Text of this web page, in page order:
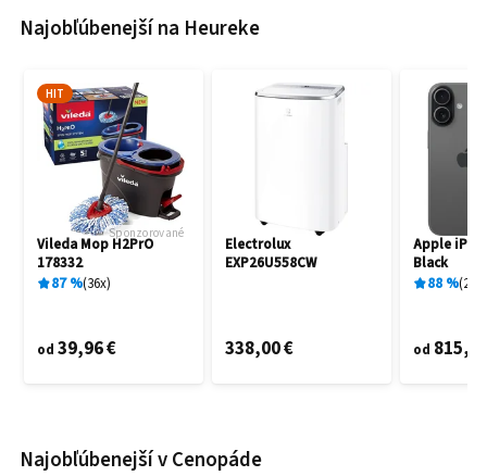
Najobľúbenejší na Heureke
HIT
Sponzorované
Vileda Mop H2PrO
178332
87% 36x
od 39,96 €
Electrolux
EXP26U558CW
338,00 €
Apple
Black
88% 27
od
Najobľúbenejší v Cenopáde